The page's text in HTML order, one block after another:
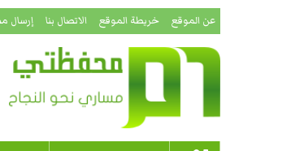
عن الموقع خريطة الموقع الاتصال بنا إرسال